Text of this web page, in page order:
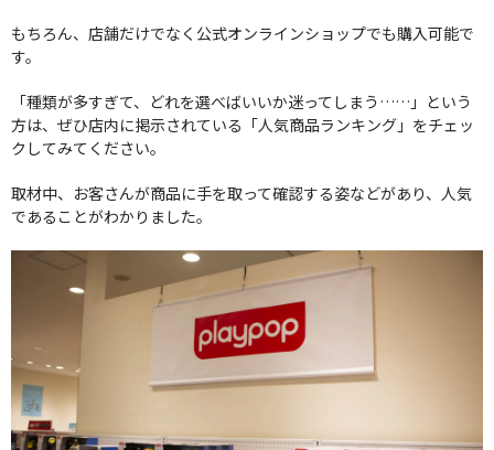
もちろん、店舗だけでなく公式オンラインショップでも購入可能で
す。
「種類が多すぎて、どれを選べばいいか迷ってしまう……」という
方は、ぜひ店内に掲示されている「人気商品ランキング」をチェッ
クしてみてください。
取材中、お客さんが商品に手を取って確認する姿などがあり、人気
であることがわかりました。